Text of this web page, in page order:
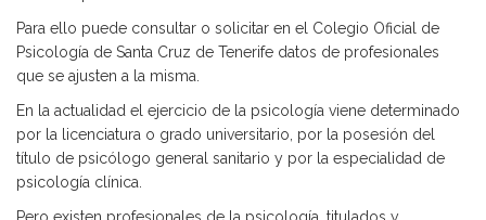
Para ello puede consultar o solicitar en el Colegio Oficial de
Psicología de Santa Cruz de Tenerife datos de profesionales
que se ajusten a la misma.
En la actualidad el ejercicio de la psicología viene determinado
por la licenciatura o grado universitario, por la posesión del
título de psicólogo general sanitario y por la especialidad de
psicología clínica.